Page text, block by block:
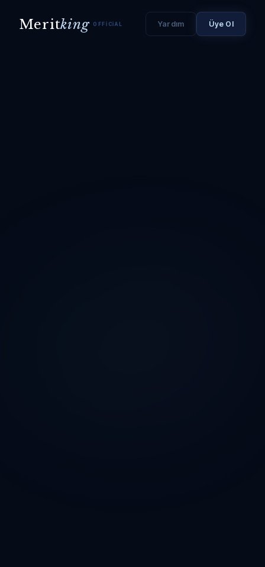
Meritking OFFICIAL Yardım Üye Ol